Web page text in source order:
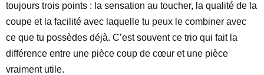
toujours trois points : la sensation au toucher, la qualité de la
coupe et la facilité avec laquelle tu peux le combiner avec
ce que tu possèdes déjà. C’est souvent ce trio qui fait la
différence entre une pièce coup de cœur et une pièce
vraiment utile.